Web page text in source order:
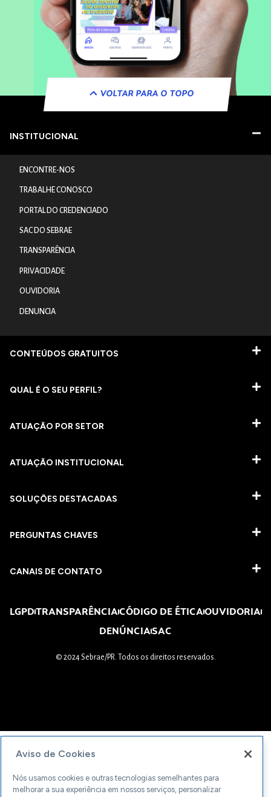
VOLTAR PARA O TOPO
INSTITUCIONAL
ENCONTRE-NOS
TRABALHE CONOSCO
PORTAL DO CREDENCIADO
SAC DO SEBRAE
TRANSPARÊNCIA
PRIVACIDADE
OUVIDORIA
DENUNCIA
CONTEÚDOS GRATUITOS
QUAL É O SEU PERFIL?
ATUAÇÃO POR SETOR
ATUAÇÃO INSTITUCIONAL
SOLUÇÕES DESTACADAS
PERGUNTAS CHAVES​
CANAIS DE CONTATO
LGPDTRANSPARÊNCIACÓDIGO DE ÉTICAOUVIDORIA
DENÚNCIASAC
© 2024 Sebrae/PR. Todos os direitos reservados.
Aviso de Cookies
Nós usamos cookies e outras tecnologias semelhantes para
melhorar a sua experiência em nossos serviços, personalizar